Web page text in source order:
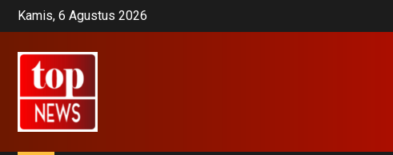
SkipKamis, 6 Agustus 2026